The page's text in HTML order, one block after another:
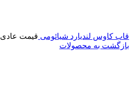
قاب کاوس لندیارد شیائومی قیمت عادی
بازگشت به محصولات